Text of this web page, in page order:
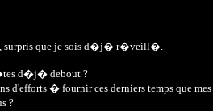
surpris que je sois d�j� r�veill�.
d�j� debout ?
d'efforts � fournir ces derniers temps que
?